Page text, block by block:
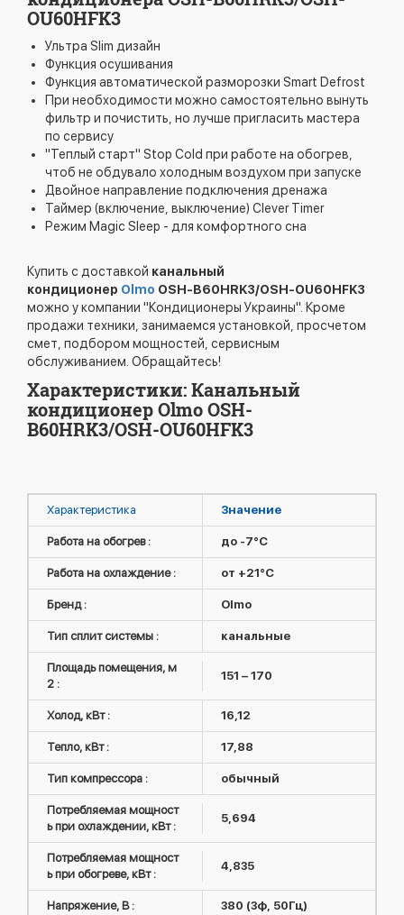
OU60HFK3
Ультра Slim дизайн
Функция осушивания
Функция автоматической разморозки Smart Defrost
При необходимости можно самостоятельно вынуть
фильтр и почистить, но лучше пригласить мастера
по сервису
"Теплый старт" Stop Cold при работе на обогрев,
чтоб не обдувало холодным воздухом при запуске
Двойное направление подключения дренажа
Таймер (включение, выключение) Clever Timer
Режим Magic Sleep - для комфортного сна
Купить с доставкой канальный
кондиционер Olmo OSH-B60HRK3/OSH-OU60HFK3
можно у компании "Кондиционеры Украины". Кроме
продажи техники, занимаемся установкой, просчетом
смет, подбором мощностей, сервисным
обслуживанием. Обращайтесь!
Характеристики: Канальный
кондиционер Olmo OSH-
B60HRK3/OSH-OU60HFK3
Характеристика Значение
Работа на обогрев : до -7°C
Работа на охлаждение : от +21°C
Бренд : Olmo
Тип сплит системы : канальные
Площадь помещения, м
2 :
151 – 170
Холод, кВт : 16,12
Тепло, кВт : 17,88
Тип компрессора : обычный
Потребляемая мощност
ь при охлаждении, кВт :
5,694
Потребляемая мощност
ь при обогреве, кВт :
4,835
Напряжение, В : 380 (3ф, 50Гц)